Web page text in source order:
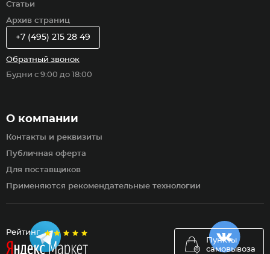
Рейтинг
Пункты
самовывоза
Статьи
Архив страниц
О компании
Контакты и реквизиты
Публичная оферта
Для поставщиков
Применяются рекомендательные технологии
+7 (495) 215 28 49
Обратный звонок
Будни с 9:00 до 18:00